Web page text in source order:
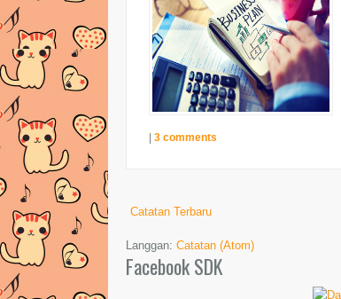
3 comments
Catatan Terbaru
Langgan: Catatan (Atom)
Facebook SDK